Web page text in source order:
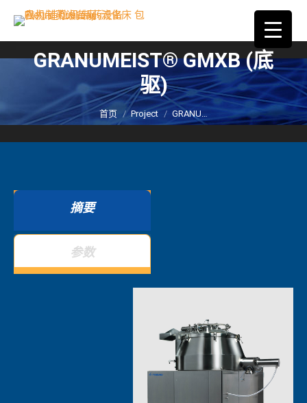
GRANUMEIST® GMXB (底
驱)
您在这里： 首页 Project GRANU…
摘要
参数